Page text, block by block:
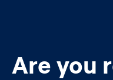
Are you